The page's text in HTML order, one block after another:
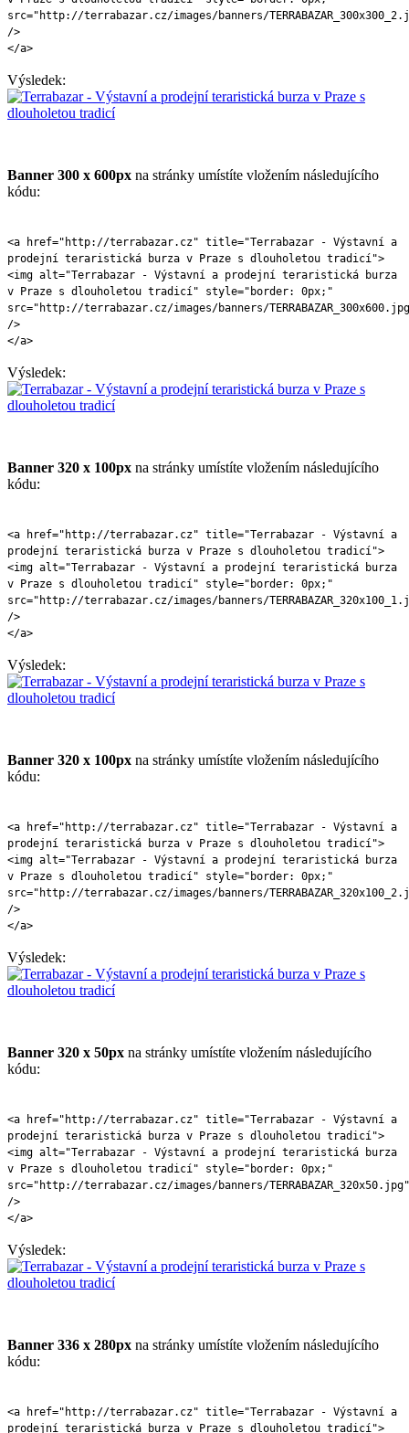
src="http://terrabazar.cz/images/banners/
/>
</a>
Výsledek:
Banner 300 x 600px na stránky umístíte vložením následujícího
kódu:
<a href="http://terrabazar.cz" title="Terrabazar - Výstavní a
prodejní teraristická burza v Praze s dlouholetou tradicí">
<img alt="Terrabazar - Výstavní a prodejní teraristická burza
v Praze s dlouholetou tradicí" style="border: 0px;"
src="http://terrabazar.cz/images/banners/
/>
</a>
Výsledek:
Banner 320 x 100px na stránky umístíte vložením následujícího
kódu:
<a href="http://terrabazar.cz" title="Terrabazar - Výstavní a
prodejní teraristická burza v Praze s dlouholetou tradicí">
<img alt="Terrabazar - Výstavní a prodejní teraristická burza
v Praze s dlouholetou tradicí" style="border: 0px;"
src="http://terrabazar.cz/images/banners/
/>
</a>
Výsledek:
Banner 320 x 100px na stránky umístíte vložením následujícího
kódu:
<a href="http://terrabazar.cz" title="Terrabazar - Výstavní a
prodejní teraristická burza v Praze s dlouholetou tradicí">
<img alt="Terrabazar - Výstavní a prodejní teraristická burza
v Praze s dlouholetou tradicí" style="border: 0px;"
src="http://terrabazar.cz/images/banners/
/>
</a>
Výsledek:
Banner 320 x 50px na stránky umístíte vložením následujícího
kódu:
<a href="http://terrabazar.cz" title="Terrabazar - Výstavní a
prodejní teraristická burza v Praze s dlouholetou tradicí">
<img alt="Terrabazar - Výstavní a prodejní teraristická burza
v Praze s dlouholetou tradicí" style="border: 0px;"
src="http://terrabazar.cz/images/banners/TERRABAZAR_320x50.jpg"
/>
</a>
Výsledek:
Banner 336 x 280px na stránky umístíte vložením následujícího
kódu:
<a href="http://terrabazar.cz" title="Terrabazar - Výstavní a
prodejní teraristická burza v Praze s dlouholetou tradicí">